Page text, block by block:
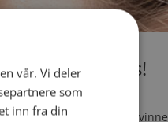
medlem gratis!
Mann Kvinne
vår. Vi deler
som
inn fra din